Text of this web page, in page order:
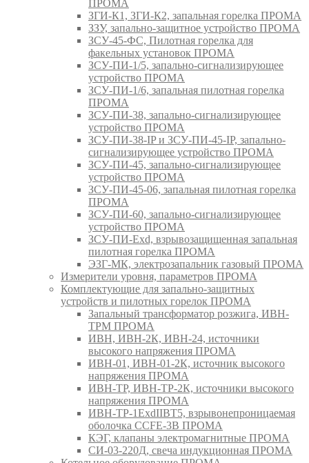
ПРОМА
ЗГИ-К1, ЗГИ-К2, запальная горелка ПРОМА
ЗЗУ, запально-защитное устройство ПРОМА
ЗСУ-45-ФС, Пилотная горелка для
факельных установок ПРОМА
ЗСУ-ПИ-1/5, запально-сигнализирующее
устройство ПРОМА
ЗСУ-ПИ-1/6, запальная пилотная горелка
ПРОМА
ЗСУ-ПИ-38, запально-сигнализирующее
устройство ПРОМА
ЗСУ-ПИ-38-IP и ЗСУ-ПИ-45-IP, запально-
сигнализирующее устройство ПРОМА
ЗСУ-ПИ-45, запально-сигнализирующее
устройство ПРОМА
ЗСУ-ПИ-45-06, запальная пилотная горелка
ПРОМА
ЗСУ-ПИ-60, запально-сигнализирующее
устройство ПРОМА
ЗСУ-ПИ-Exd, взрывозащищенная запальная
пилотная горелка ПРОМА
ЭЗГ-МК, электрозапальник газовый ПРОМА
Измерители уровня, параметров ПРОМА
Комплектующие для запально-защитных
устройств и пилотных горелок ПРОМА
Запальный трансформатор розжига, ИВН-
ТРМ ПРОМА
ИВН, ИВН-2К, ИВН-24, источники
высокого напряжения ПРОМА
ИВН-01, ИВН-01-2К, источник высокого
напряжения ПРОМА
ИВН-ТР, ИВН-ТР-2К, источники высокого
напряжения ПРОМА
ИВН-ТР-1ExdIIBT5, взрывонепроницаемая
оболочка CCFE-3B ПРОМА
КЭГ, клапаны электромагнитные ПРОМА
СИ-03-220Д, свеча индукционная ПРОМА